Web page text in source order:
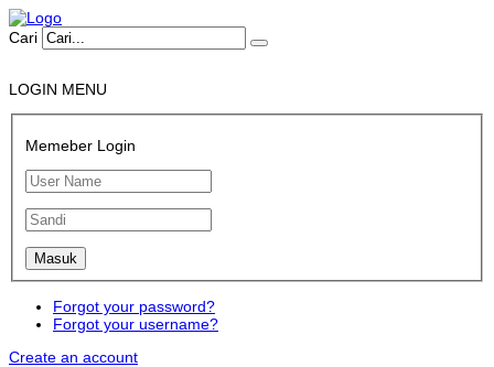
Cari
LOGIN MENU
Memeber Login
Forgot your password?
Forgot your username?
Create an account